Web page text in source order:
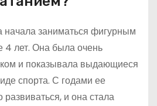
начала заниматься фигурным
4 лет. Она была очень
и показывала выдающиеся
спорта. С годами ее
развиваться, и она стала